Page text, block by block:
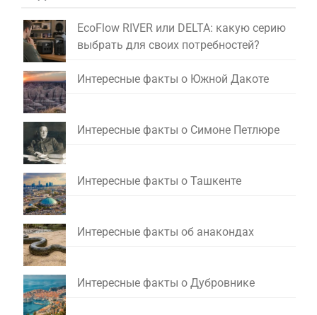
EcoFlow RIVER или DELTA: какую серию
выбрать для своих потребностей?
Интересные факты о Южной Дакоте
Интересные факты о Симоне Петлюре
Интересные факты о Ташкенте
Интересные факты об анакондах
Интересные факты о Дубровнике